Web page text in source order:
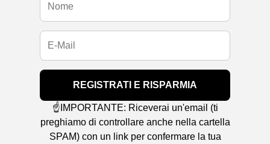
REGISTRATI E RISPARMIA
☝️IMPORTANTE: Riceverai un'email (ti
preghiamo di controllare anche nella cartella
SPAM) con un link per confermare la tua